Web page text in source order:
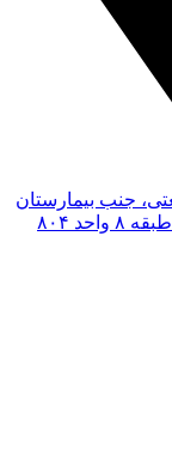
جنب بیمارستان
۸۰۴